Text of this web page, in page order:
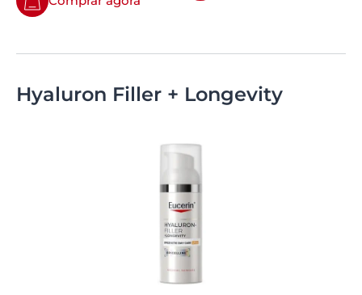
Hyaluron Filler + Longevity